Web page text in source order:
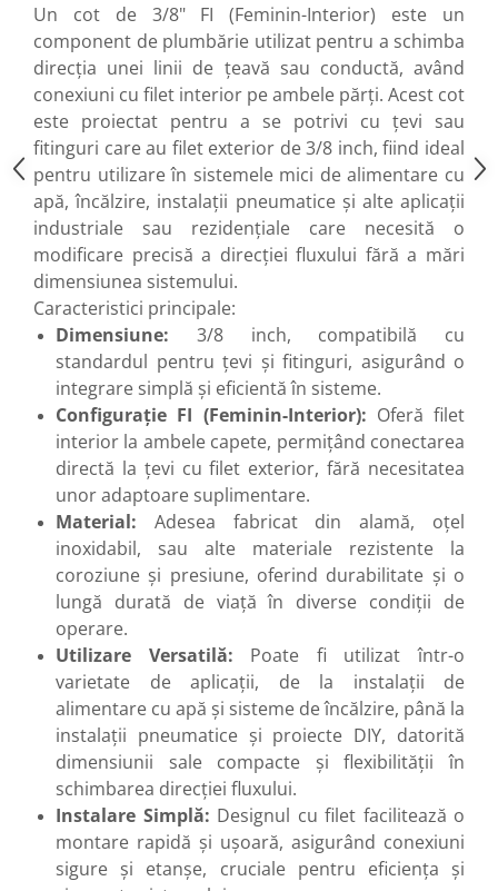
Un cot de 3/8" FI (Feminin-Interior) este un
component de plumbărie utilizat pentru a schimba
direcția unei linii de țeavă sau conductă, având
conexiuni cu filet interior pe ambele părți. Acest cot
este proiectat pentru a se potrivi cu țevi sau
fitinguri care au filet exterior de 3/8 inch, fiind ideal
pentru utilizare în sistemele mici de alimentare cu
apă, încălzire, instalații pneumatice și alte aplicații
industriale sau rezidențiale care necesită o
modificare precisă a direcției fluxului fără a mări
dimensiunea sistemului.
Caracteristici principale:
Dimensiune: 3/8 inch, compatibilă cu
standardul pentru țevi și fitinguri, asigurând o
integrare simplă și eficientă în sisteme.
Configurație FI (Feminin-Interior): Oferă filet
interior la ambele capete, permițând conectarea
directă la țevi cu filet exterior, fără necesitatea
unor adaptoare suplimentare.
Material: Adesea fabricat din alamă, oțel
inoxidabil, sau alte materiale rezistente la
coroziune și presiune, oferind durabilitate și o
lungă durată de viață în diverse condiții de
operare.
Utilizare Versatilă: Poate fi utilizat într-o
varietate de aplicații, de la instalații de
alimentare cu apă și sisteme de încălzire, până la
instalații pneumatice și proiecte DIY, datorită
dimensiunii sale compacte și flexibilității în
schimbarea direcției fluxului.
Instalare Simplă: Designul cu filet facilitează o
montare rapidă și ușoară, asigurând conexiuni
sigure și etanșe, cruciale pentru eficiența și